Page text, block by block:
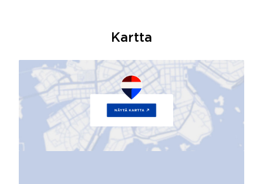
Kartta